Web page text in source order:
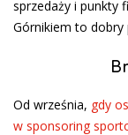
sprzedaży i punkty
Górnikiem to dobry
Od września, gdy
w sponsoring